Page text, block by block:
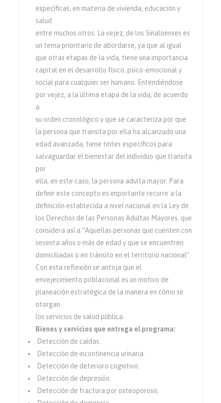
específicas, en materia de vivienda, educación y
salud
entre muchos otros. La vejez, de los Sinaloenses es
un tema prioritario de abordarse, ya que al igual
que otras etapas de la vida, tiene una importancia
capital en el desarrollo físico, psico-emocional y
social para cualquier ser humano. Entendiéndose
por vejez, a la última etapa de la vida, de acuerdo
a
su orden cronológico y que se caracteriza por que
la persona que transita por ella ha alcanzado una
edad avanzada, tiene tintes específicos para
salvaguardar el bienestar del individuo que transita
por
ella, en este caso, la persona adulta mayor. Para
definir este concepto es importante recurrir a la
definición establecida a nivel nacional en la Ley de
los Derechos de las Personas Adultas Mayores, que
considera así a “Aquellas personas que cuenten con
sesenta años o más de edad y que se encuentren
domiciliadas o en tránsito en el territorio nacional”.
Con esta reflexión se antoja que el
envejecimiento poblacional es un motivo de
planeación estratégica de la manera en cómo se
otorgan
los servicios de salud pública.
Bienes y servicios que entrega el programa:
Detección de caídas.
Detección de incontinencia urinaria.
Detección de deterioro cognitivo.
Detección de depresión.
Detección de fractura por osteoporosis.